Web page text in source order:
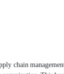
chain